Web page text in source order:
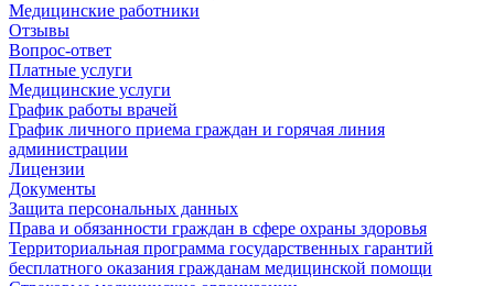
Медицинские работники
Отзывы
Вопрос-ответ
Платные услуги
Медицинские услуги
График работы врачей
График личного приема граждан и горячая линия
администрации
Лицензии
Документы
Защита персональных данных
Права и обязанности граждан в сфере охраны здоровья
Территориальная программа государственных гарантий
бесплатного оказания гражданам медицинской помощи